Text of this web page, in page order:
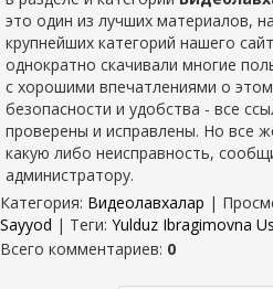
это один из лучших материалов,
крупнейших категорий нашего
однократно скачивали многие
с хорошими впечатлениями о
безопасности и удобства - все
проверены и исправлены. Но все
какую либо неисправность,
администратору.
Категория: Видеолавхалар |
Sayyod | Теги: Yulduz Ibragimovna
Всего комментариев: 0